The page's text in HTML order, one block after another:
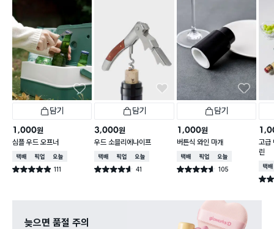
담기
1,000원
심플 우드 오프너
택배배송매장픽업오늘배송
별점 4.9점 111
건 작성
담기
3,000원
우드 소믈리에나이프
택배배송매장픽업오늘배송
별점 4.6점 41
건 작성
담기
1,000원
버튼식 와인 마개
택배배송매장픽업오늘배송
별점 4.6점 105
건 작성
고급
린
택배
별점
늦으면 품절 주의